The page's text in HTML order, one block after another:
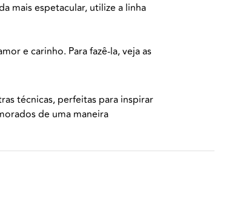
mais espetacular, utilize a linha
e carinho. Para fazê-la, veja as
técnicas, perfeitas para inspirar
de uma maneira